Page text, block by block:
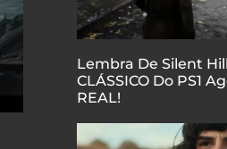
Lembra De Silent
CLÁSSICO Do PS1
REAL!